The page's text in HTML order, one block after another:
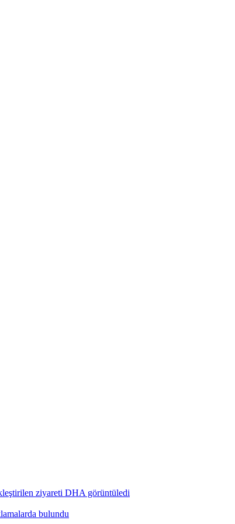
ziyareti DHA görüntüledi
bulundu